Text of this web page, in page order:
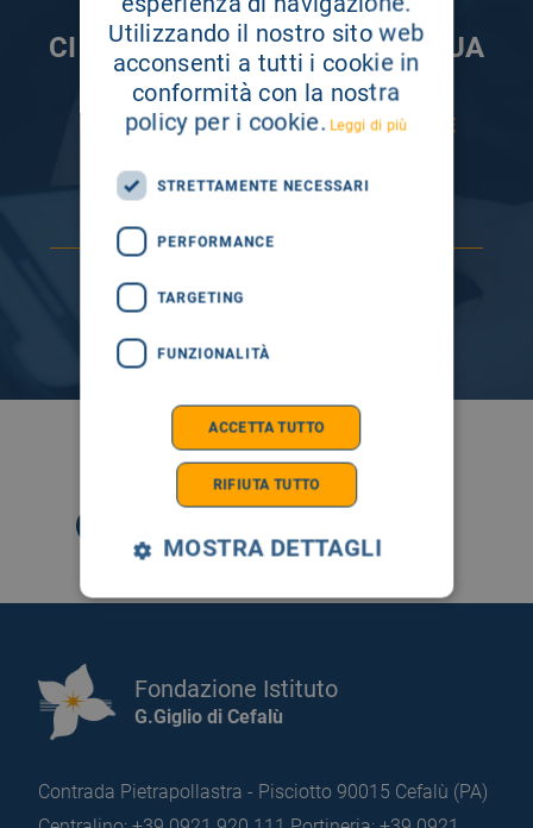
CI PRENDIAMO CURA DELLA TUA
INFORMAZIONE
ISCRIVITI AI NOSTRI CANALI PER RESTARE
SEGUICI SU
Fondazione Istituto
G.Giglio di Cefalù
Contrada Pietrapollastra - Pisciotto 90015 Cefalù (PA)
Utilizzando il nostro sito web
acconsenti a tutti i cookie in
conformità con la nostra
policy per i cookie. Leggi di più
STRETTAMENTE NECESSARI
PERFORMANCE
TARGETING
FUNZIONALITÀ
ACCETTA TUTTO
RIFIUTA TUTTO
MOSTRA DETTAGLI